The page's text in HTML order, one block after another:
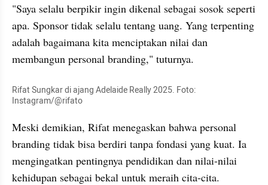
"Saya selalu berpikir ingin dikenal sebagai sosok seperti
apa. Sponsor tidak selalu tentang uang. Yang terpenting
adalah bagaimana kita menciptakan nilai dan
membangun personal branding," tuturnya.
Rifat Sungkar di ajang Adelaide Really 2025. Foto:
Instagram/@rifato
Meski demikian, Rifat menegaskan bahwa personal
branding tidak bisa berdiri tanpa fondasi yang kuat. Ia
mengingatkan pentingnya pendidikan dan nilai-nilai
kehidupan sebagai bekal untuk meraih cita-cita.